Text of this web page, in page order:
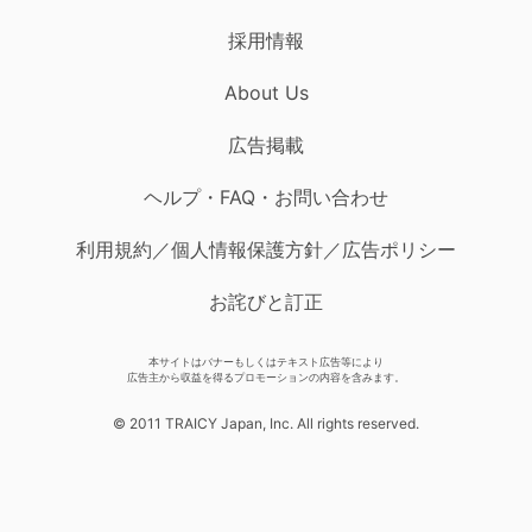
採用情報
About Us
広告掲載
ヘルプ・FAQ・お問い合わせ
利用規約／個人情報保護方針／広告ポリシー
お詫びと訂正
本サイトはバナーもしくはテキスト広告等により
広告主から収益を得るプロモーションの内容を含みます。
© 2011 TRAICY Japan, Inc. All rights reserved.